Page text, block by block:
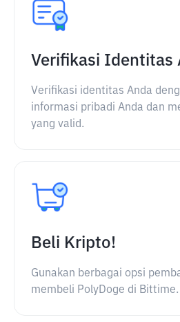
Verifikasi Identitas
Verifikasi identitas Anda
informasi pribadi Anda dan
yang valid.
Beli Kripto!
Gunakan berbagai opsi
membeli PolyDoge di Bittime.